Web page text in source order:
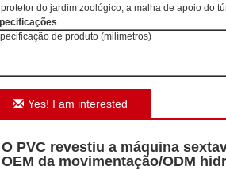
do jardim zoológico, a malha de apoio do
de produto (milímetros)
Yes! I am interested
O PVC revestiu a máquina
OEM da movimentação/ODM